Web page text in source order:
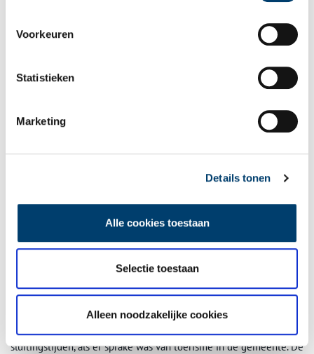
Voorkeuren
Statistieken
Marketing
Details tonen
Alle cookies toestaan
Selectie toestaan
Alleen noodzakelijke cookies
Beverwijk,Noord-Hollands Archief.
Datzelfde jaar werd ook de koopzondag landelijk geïntroduceerd,
hoewel winkels toen nog vastzaten aan maximaal vier
koopzondagen per jaar. Dat aantal werd in 1993 uitgebreid naar
acht. Maar dankzij de toerismebepaling kregen gemeenten
tegelijkertijd de mogelijkheid om af te wijken van de landelijke
sluitingstijden, als er sprake was van toerisme in de gemeente. De